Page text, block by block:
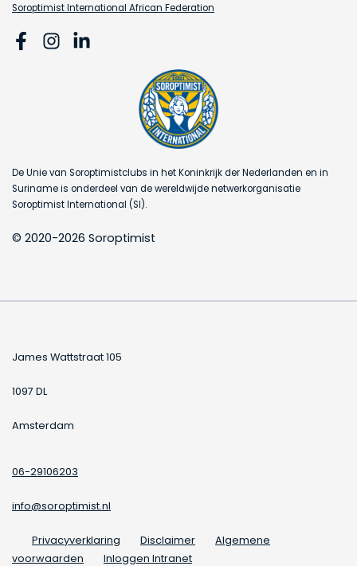
Soroptimist International African Federation
De Unie van Soroptimistclubs in het Koninkrijk der Nederlanden en in
Suriname is onderdeel van de wereldwijde netwerkorganisatie
Soroptimist International (SI).
© 2020-2026 Soroptimist
James Wattstraat 105
1097 DL
Amsterdam
06-29106203
info@soroptimist.nl
Privacyverklaring Disclaimer
Algemene
voorwaarden
Inloggen Intranet